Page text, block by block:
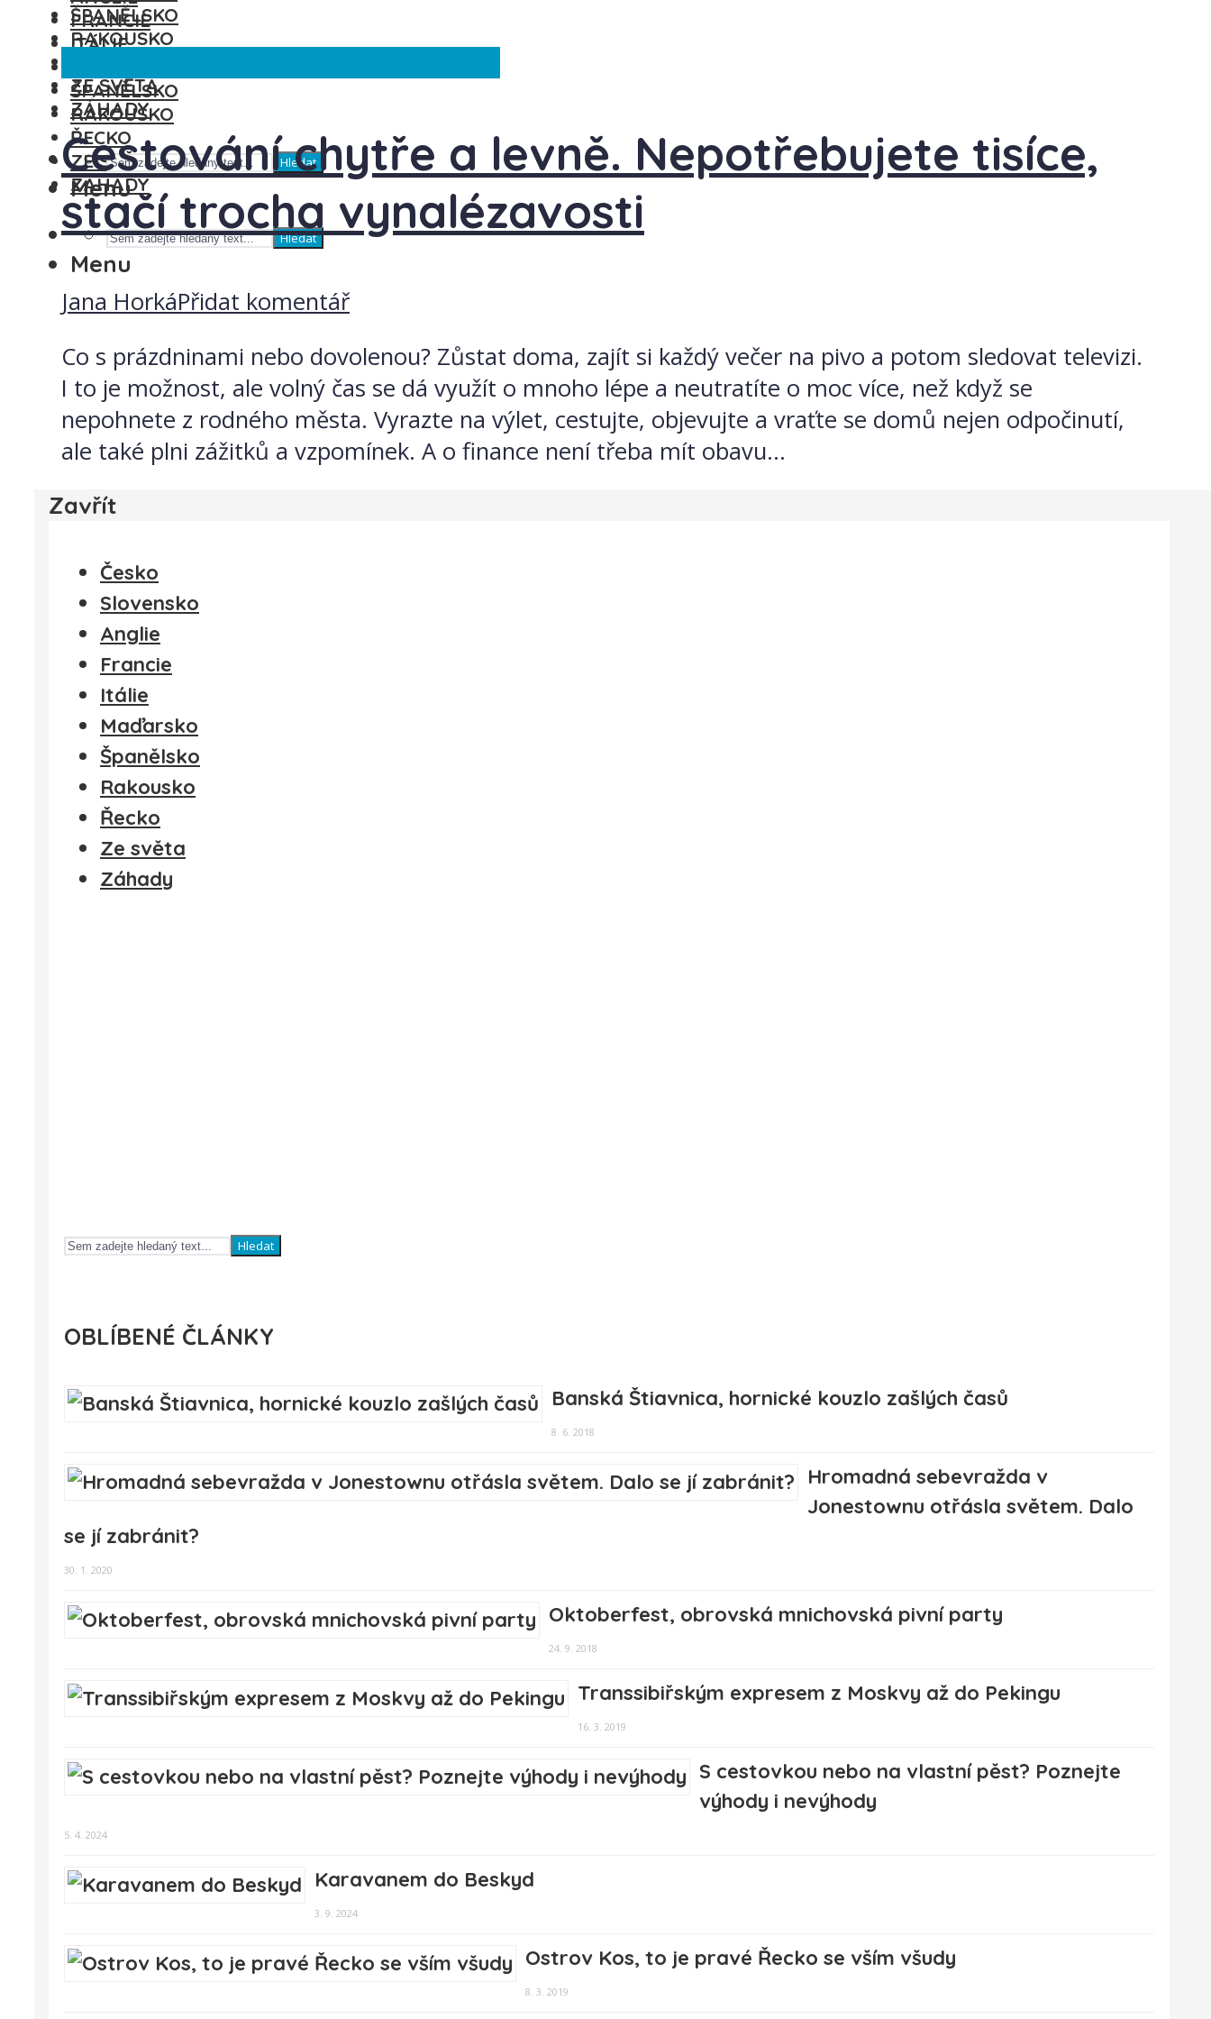
FRANCIE
ITÁLIE
ŠPANĚLSKO
RAKOUSKO
ŘECKO
ZE SVĚTA
ZÁHADY
Hledat
Menu
ŠPANĚLSKO
RAKOUSKO
ZE SVĚTA
ZÁHADY
Hledat
Menu
Cestování chytře a levně. Nepotřebujete tisíce,
stačí trocha vynalézavosti
Jana HorkáPřidat komentář
Co s prázdninami nebo dovolenou? Zůstat doma, zajít si každý večer na pivo a potom sledovat televizi.
I to je možnost, ale volný čas se dá využít o mnoho lépe a neutratíte o moc více, než když se
nepohnete z rodného města. Vyrazte na výlet, cestujte, objevujte a vraťte se domů nejen odpočinutí,
ale také plni zážitků a vzpomínek. A o finance není třeba mít obavu...
Zavřít
Česko
Slovensko
Anglie
Francie
Itálie
Maďarsko
Španělsko
Rakousko
Řecko
Ze světa
Záhady
Hledat
OBLÍBENÉ ČLÁNKY
Banská Štiavnica, hornické kouzlo zašlých časů
8. 6. 2018
Hromadná sebevražda v
Jonestownu otřásla světem. Dalo
se jí zabránit?
30. 1. 2020
Oktoberfest, obrovská mnichovská pivní party
24. 9. 2018
Transsibiřským expresem z Moskvy až do Pekingu
16. 3. 2019
S cestovkou nebo na vlastní pěst? Poznejte
výhody i nevýhody
5. 4. 2024
Karavanem do Beskyd
3. 9. 2024
Ostrov Kos, to je pravé Řecko se vším všudy
8. 3. 2019